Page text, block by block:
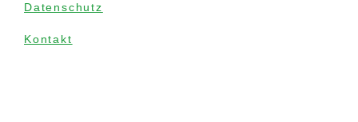
Datenschutz
Kontakt